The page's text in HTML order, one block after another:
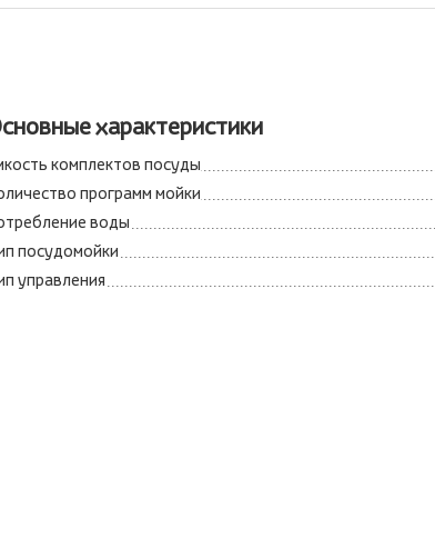
характеристики
комплектов посуды
программ мойки
воды
посудомойки
управления